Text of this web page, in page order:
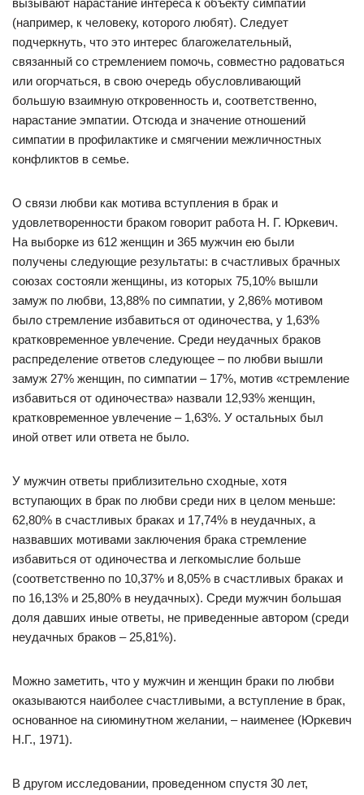
вызывают нарастание интереса к объекту симпатии
(например, к человеку, которого любят). Следует
подчеркнуть, что это интерес благожелательный,
связанный со стремлением помочь, совместно радоваться
или огорчаться, в свою очередь обусловливающий
большую взаимную откровенность и, соответственно,
нарастание эмпатии. Отсюда и значение отношений
симпатии в профилактике и смягчении межличностных
конфликтов в семье.
О связи любви как мотива вступления в брак и
удовлетворенности браком говорит работа Н. Г. Юркевич.
На выборке из 612 женщин и 365 мужчин ею были
получены следующие результаты: в счастливых брачных
союзах состояли женщины, из которых 75,10% вышли
замуж по любви, 13,88% по симпатии, у 2,86% мотивом
было стремление избавиться от одиночества, у 1,63%
кратковременное увлечение. Среди неудачных браков
распределение ответов следующее – по любви вышли
замуж 27% женщин, по симпатии – 17%, мотив «стремление
избавиться от одиночества» назвали 12,93% женщин,
кратковременное увлечение – 1,63%. У остальных был
иной ответ или ответа не было.
У мужчин ответы приблизительно сходные, хотя
вступающих в брак по любви среди них в целом меньше:
62,80% в счастливых браках и 17,74% в неудачных, а
назвавших мотивами заключения брака стремление
избавиться от одиночества и легкомыслие больше
(соответственно по 10,37% и 8,05% в счастливых браках и
по 16,13% и 25,80% в неудачных). Среди мужчин большая
доля давших иные ответы, не приведенные автором (среди
неудачных браков – 25,81%).
Можно заметить, что у мужчин и женщин браки по любви
оказываются наиболее счастливыми, а вступление в брак,
основанное на сиюминутном желании, – наименее (Юркевич
Н.Г., 1971).
В другом исследовании, проведенном спустя 30 лет,